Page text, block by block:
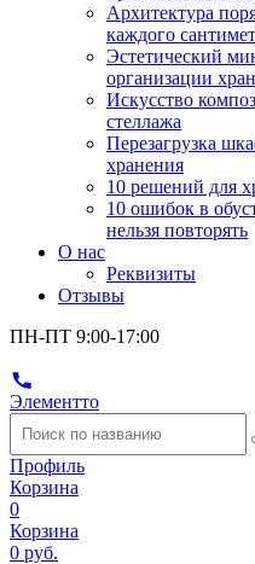
Архитектура
каждого
Эстетический
организации
Искусство
стеллажа
Перезагрузка
хранения
10 решений для
10 ошибок в
нельзя повторять
О нас
Реквизиты
Отзывы
ПН-ПТ 9:00-17:00
Элементто
Профиль
Корзина
0
Корзина
0 руб.